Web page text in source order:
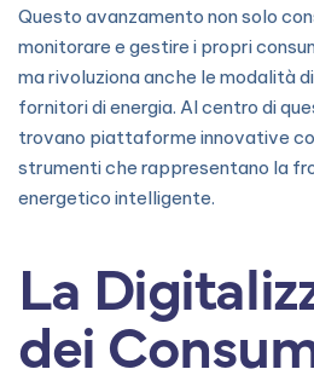
Questo avanzamento non solo
monitorare e gestire i propri
ma rivoluziona anche le modalità
fornitori di energia. Al centro di
trovano piattaforme innovative
strumenti che rappresentano la
energetico intelligente.
La
dei